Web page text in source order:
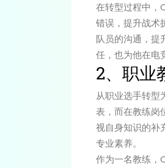
在转型过程中，
错误，提升战术
队员的沟通，提
任，也为他在电
2、职业
从职业选手转型
表，而在教练岗
视自身知识的补
专业素养。
作为一名教练，